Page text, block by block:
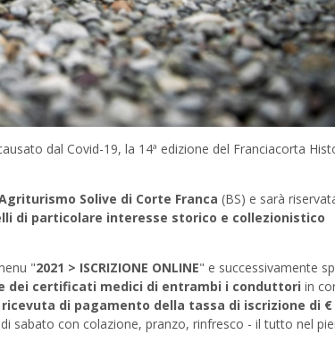
dal Covid-19, la 14ª edizione del Franciacorta
Solive di Corte Franca (BS) e sarà
di particolare interesse storico e collezionistico
"2021 > ISCRIZIONE ONLINE" e successivamente
dei certificati medici di entrambi i conduttori in
ricevuta di pagamento della tassa di iscrizione di €
sabato con colazione, pranzo, rinfresco - il tutto nel